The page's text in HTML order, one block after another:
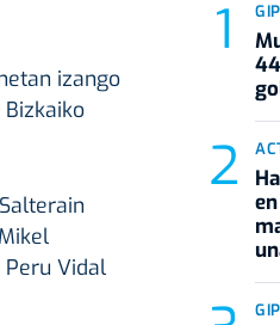
izango
Vidal